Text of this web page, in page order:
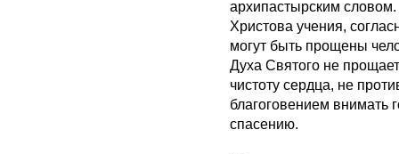
архипастырским
Христова учения,
могут быть прощены
Духа Святого не
чистоту сердца, не
благоговением внимать
спасению.